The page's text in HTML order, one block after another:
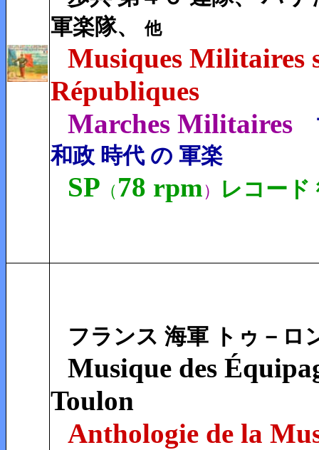
軍楽隊、他
Musiques Militaires
Républiques
Marches Militaires
和政 時代 の 軍楽
SP （78 rpm） レコー
フランス 海軍 トゥ－ロ
Musique des
Toulon
Anthologie de la